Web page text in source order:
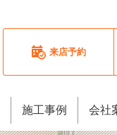
来店予約
施工事例 会社